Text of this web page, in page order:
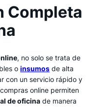
Completa
, no solo se trata de
o insumos de alta
con un servicio rápido y
online permiten
de oficina de manera